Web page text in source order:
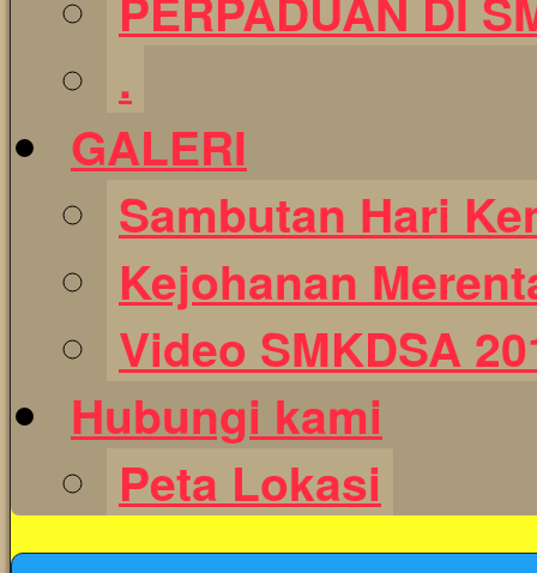
.
GALERI
Sambutan Hari
Kejohanan
Video SMKDSA
Hubungi kami
Peta Lokasi